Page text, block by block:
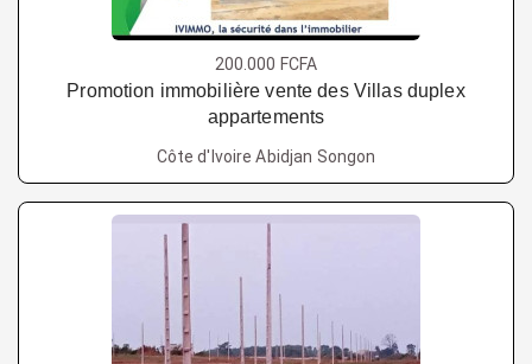
200.000 FCFA
Promotion immobilière vente des Villas duplex
appartements
Côte d'Ivoire Abidjan Songon